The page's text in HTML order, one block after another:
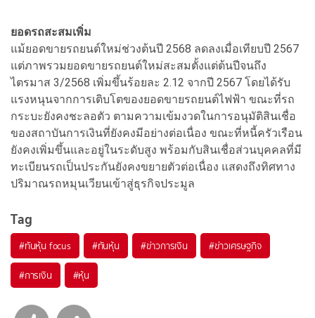
ยอดรถสะสมเพิ่ม
แม้ยอดขายรถยนต์ใหม่ช่วงต้นปี 2568 ลดลงเมื่อเทียบปี 2567
แต่ภาพรวมยอดขายรถยนต์ใหม่สะสมตั้งแต่ต้นปีจนถึง
ไตรมาส 3/2568 เพิ่มขึ้นร้อยละ 2.12 จากปี 2567 โดยได้รับ
แรงหนุนจากการเติบโตของยอดขายรถยนต์ไฟฟ้า ขณะที่รถ
กระบะยังคงชะลอตัว ตามความเข้มงวดในการอนุมัติสินเชื่อ
ของสถาบันการเงินที่ยังคงมีอย่างต่อเนื่อง ขณะที่หนี้ครัวเรือน
ยังคงเพิ่มขึ้นและอยู่ในระดับสูง พร้อมกับสินเชื่อส่วนบุคคลที่มี
ทะเบียนรถเป็นประกันยังคงขยายตัวต่อเนื่อง แสดงถึงทิศทาง
ปริมาณรถหมุนเวียนเข้าสู่ธุรกิจประมูล
Tag
#ทันหุ้น focus #ทันหุ้น #ข่าวการเงิน #ข่าวเศรษฐกิจ
#การเงิน #หุ้น